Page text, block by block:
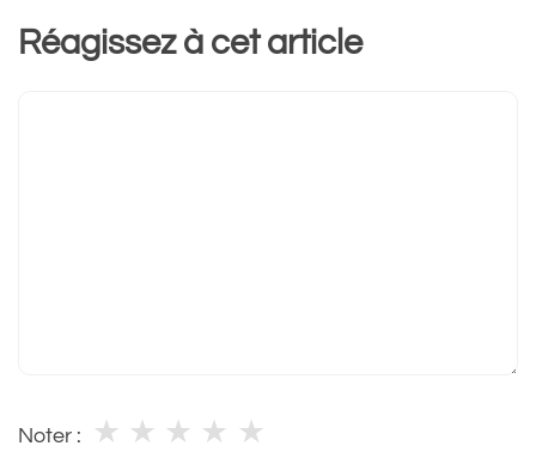
Réagissez à cet article
Noter : ★
★
★
★
★